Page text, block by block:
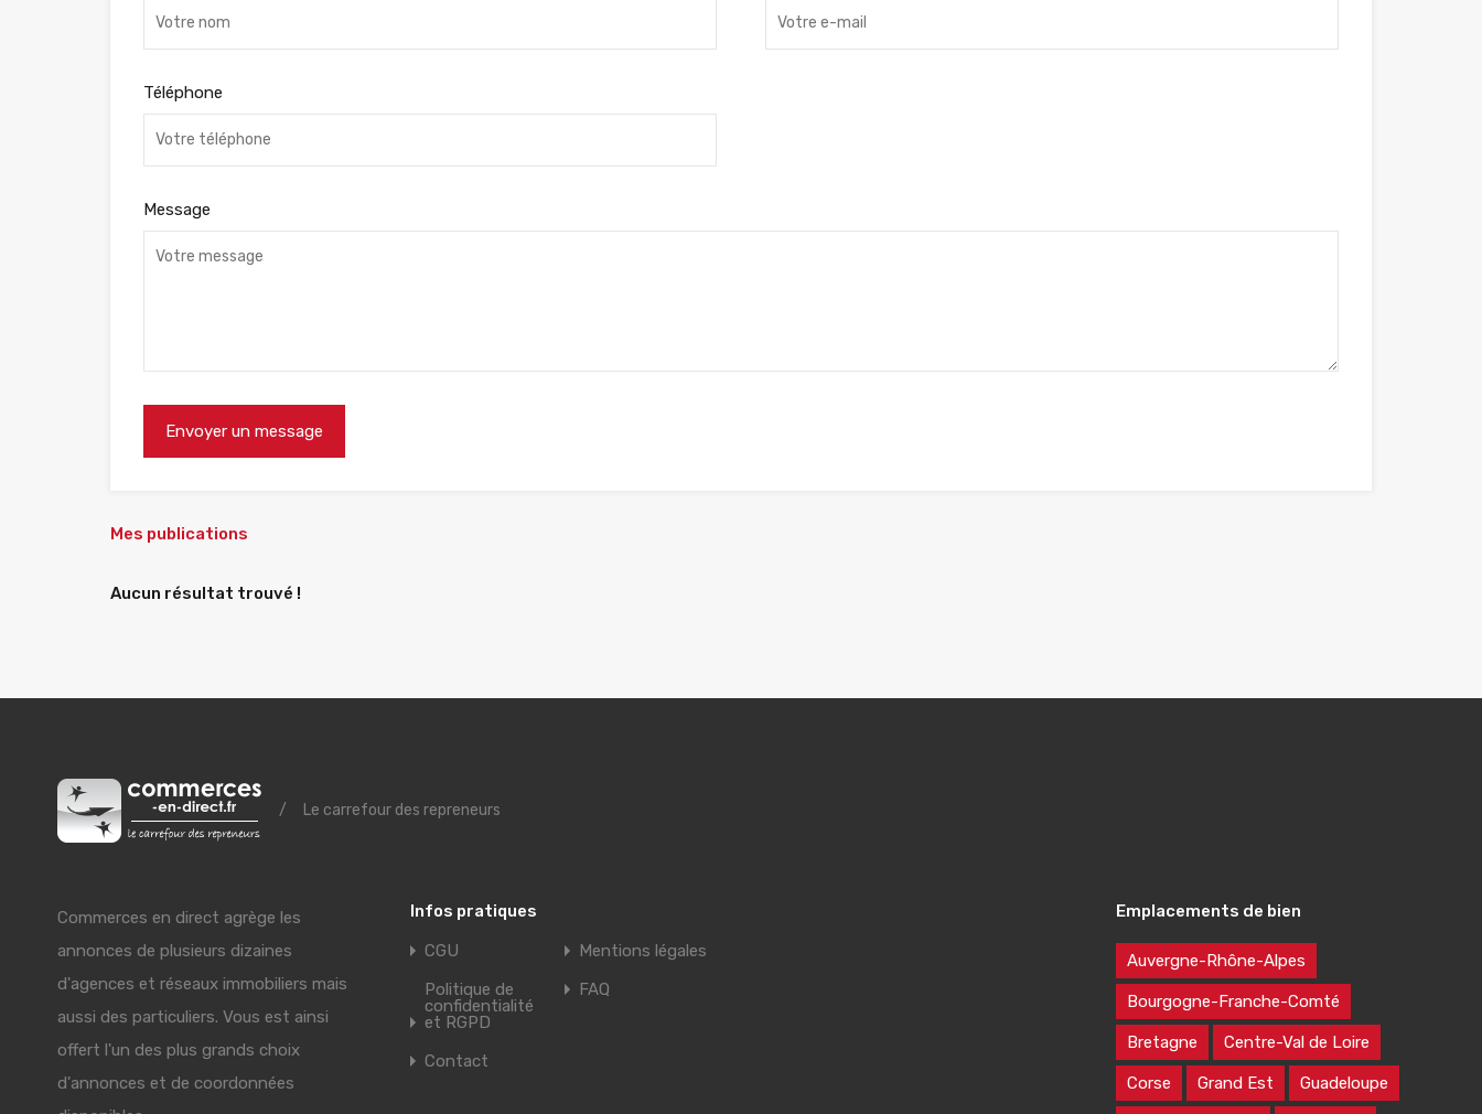
Téléphone
Message
Mes publications
Aucun résultat trouvé !
/ Le carrefour des repreneurs
Commerces en direct agrège les
annonces de plusieurs dizaines
d'agences et réseaux immobiliers mais
aussi des particuliers. Vous est ainsi
offert l'un des plus grands choix
d'annonces et de coordonnées
Infos pratiques
CGU
Mentions légales
Politique de
confidentialité
et RGPD
FAQ
Contact
Emplacements de bien
Auvergne-Rhône-Alpes
Bourgogne-Franche-Comté
Bretagne Centre-Val de Loire
Corse Grand Est Guadeloupe